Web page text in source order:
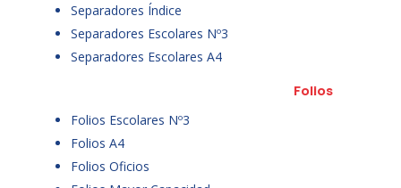
Separadores Índice
Separadores Escolares Nº3
Separadores Escolares A4
Folios
Folios Escolares Nº3
Folios A4
Folios Oficios